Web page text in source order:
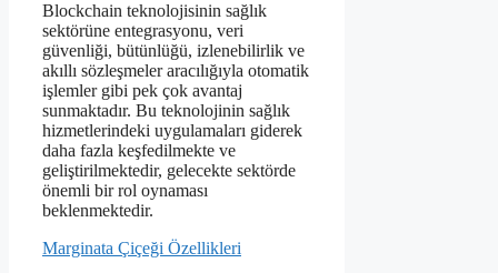
Blockchain teknolojisinin sağlık
sektörüne entegrasyonu, veri
güvenliği, bütünlüğü, izlenebilirlik ve
akıllı sözleşmeler aracılığıyla otomatik
işlemler gibi pek çok avantaj
sunmaktadır. Bu teknolojinin sağlık
hizmetlerindeki uygulamaları giderek
daha fazla keşfedilmekte ve
geliştirilmektedir, gelecekte sektörde
önemli bir rol oynaması
beklenmektedir.
Marginata Çiçeği Özellikleri